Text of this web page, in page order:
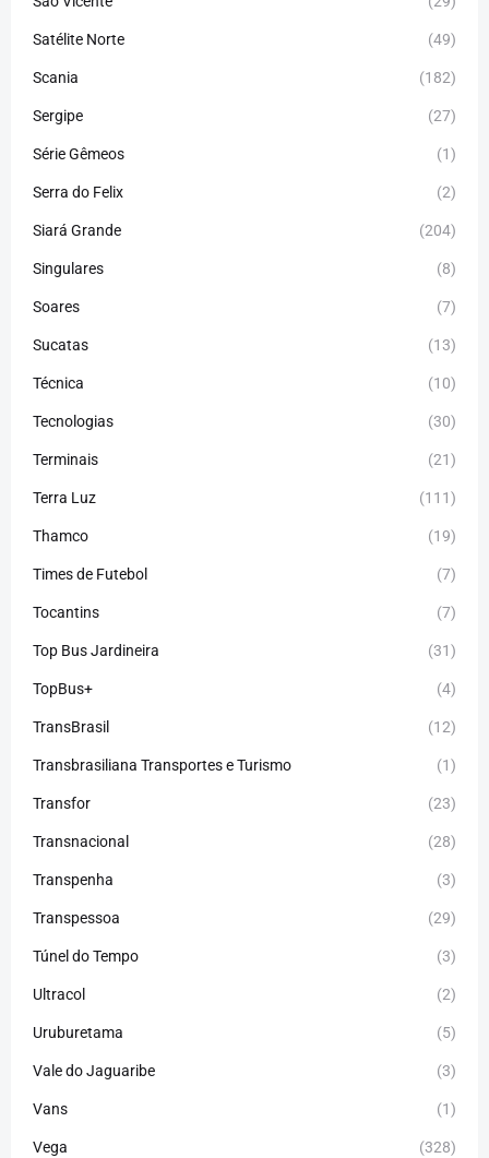
Satélite Norte (49)
Scania (182)
Sergipe (27)
Série Gêmeos (1)
Serra do Felix (2)
Siará Grande (204)
Singulares (8)
Soares (7)
Sucatas (13)
Técnica (10)
Tecnologias (30)
Terminais (21)
Terra Luz (111)
Thamco (19)
Times de Futebol (7)
Tocantins (7)
Top Bus Jardineira (31)
TopBus+ (4)
TransBrasil (12)
Transbrasiliana Transportes e Turismo (1)
Transfor (23)
Transnacional (28)
Transpenha (3)
Transpessoa (29)
Túnel do Tempo (3)
Ultracol (2)
Uruburetama (5)
Vale do Jaguaribe (3)
Vans (1)
Vega (328)